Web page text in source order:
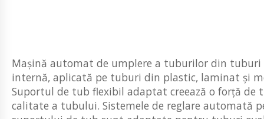
Mașină automat de umplere a tuburilor din
internă, aplicată pe tuburi din plastic, laminat și
Suportul de tub flexibil adaptat creează o forță de
calitate a tubului. Sistemele de reglare automată